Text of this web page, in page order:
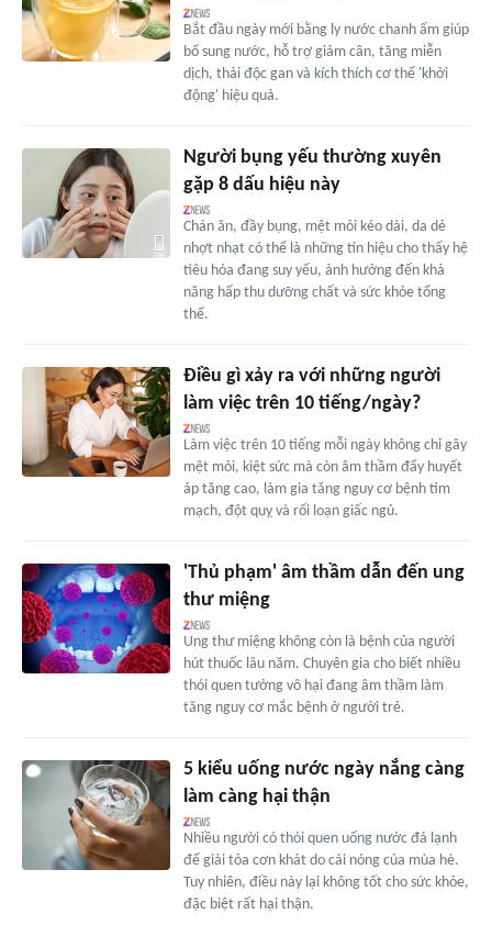
Bắt đầu ngày mới bằng ly nước chanh ấm giúp
bổ sung nước, hỗ trợ giảm cân, tăng miễn
dịch, thải độc gan và kích thích cơ thể 'khởi
động' hiệu quả.
Người bụng yếu thường xuyên
gặp 8 dấu hiệu này
Chán ăn, đầy bụng, mệt mỏi kéo dài, da dẻ
nhợt nhạt có thể là những tín hiệu cho thấy hệ
tiêu hóa đang suy yếu, ảnh hưởng đến khả
năng hấp thu dưỡng chất và sức khỏe tổng
thể.
Điều gì xảy ra với những người
làm việc trên 10 tiếng/ngày?
Làm việc trên 10 tiếng mỗi ngày không chỉ gây
mệt mỏi, kiệt sức mà còn âm thầm đẩy huyết
áp tăng cao, làm gia tăng nguy cơ bệnh tim
mạch, đột quỵ và rối loạn giấc ngủ.
'Thủ phạm' âm thầm dẫn đến ung
thư miệng
Ung thư miệng không còn là bệnh của người
hút thuốc lâu năm. Chuyên gia cho biết nhiều
thói quen tưởng vô hại đang âm thầm làm
tăng nguy cơ mắc bệnh ở người trẻ.
5 kiểu uống nước ngày nắng càng
làm càng hại thận
Nhiều người có thói quen uống nước đá lạnh
để giải tỏa cơn khát do cái nóng của mùa hè.
Tuy nhiên, điều này lại không tốt cho sức khỏe,
đặc biệt rất hại thận.